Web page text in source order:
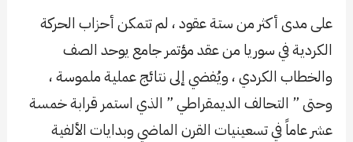
على مدى أكثر من ستة عقود ، لم تتمكن أحزاب الحركة
الكردية في سوريا من عقد مؤتمر جامع يوحد الصف
والخطاب الكردي ، ويُفضي إلى نتائج عملية ملموسة ،
وحتى ” التحالف الديمقراطي ” الذي استمر قرابة خمسة
عشر عاماً في تسعينيات القرن الماضي وبدايات الألفية